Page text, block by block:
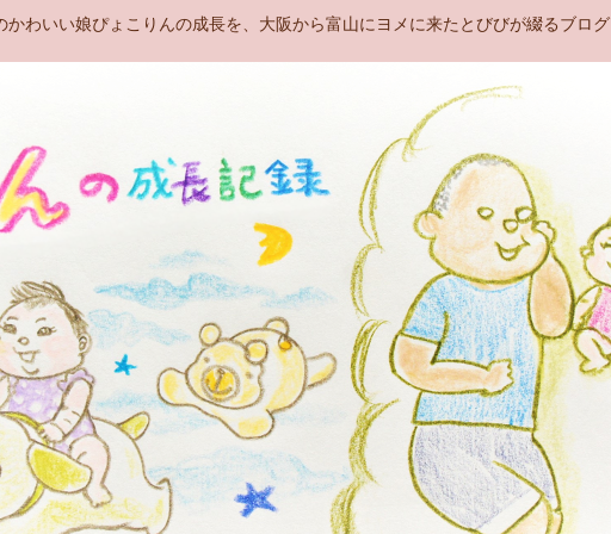
かわいい娘ぴょこりんの成長を、大阪から富山にヨメに来たとびびが綴るブログ